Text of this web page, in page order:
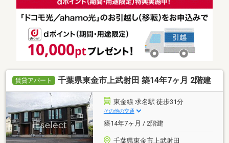
賃貸アパート 千葉県東金市上武射田 築14年7ヶ月 2階建
東金線 求名駅 徒歩31分
その他の交通
築14年7ヶ月 / 2階建
千葉県東金市上武射田